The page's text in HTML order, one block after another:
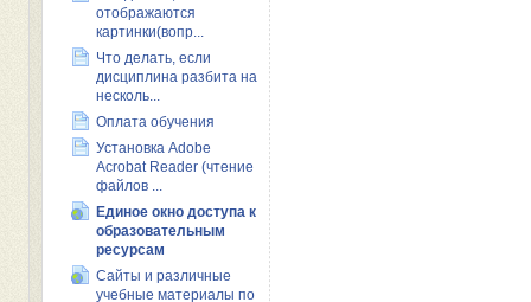
отображаются
картинки(вопр...
Что делать, если
дисциплина разбита на
несколь...
Оплата обучения
Установка Adobe
Acrobat Reader (чтение
файлов ...
Единое окно доступа к
образовательным
ресурсам
Сайты и различные
учебные материалы по